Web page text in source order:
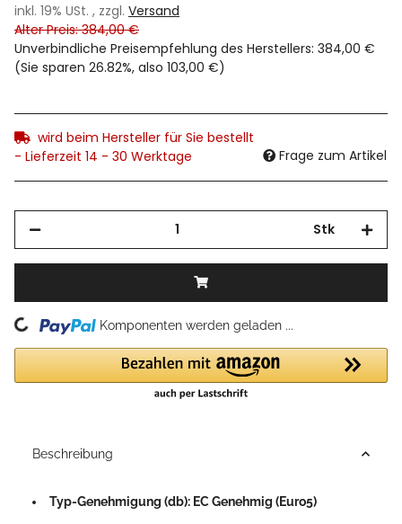
inkl. 19% USt. , zzgl. Versand
Alter Preis: 384,00 €
Unverbindliche Preisempfehlung des Herstellers: 384,00 €
(Sie sparen 26.82%, also 103,00 €)
wird beim Hersteller für Sie bestellt
- Lieferzeit 14 - 30 Werktage
Frage zum Artikel
Stk
Loading... Komponenten werden geladen ...
Beschreibung
Typ-Genehmigung (db): EC Genehmig (Euro5)